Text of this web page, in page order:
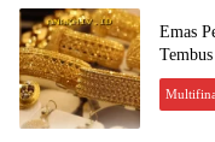
Emas